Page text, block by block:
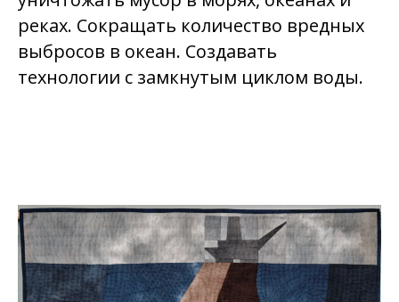
реках. Сокращать количество вредных
выбросов в океан. Создавать
технологии с замкнутым циклом воды.